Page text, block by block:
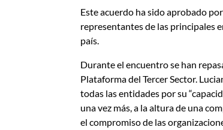
Este acuerdo ha sido aprobado
representantes de las principales
país.
Durante el encuentro se han
Plataforma del Tercer Sector.
todas las entidades por su
una vez más, a la altura de una
el compromiso de las